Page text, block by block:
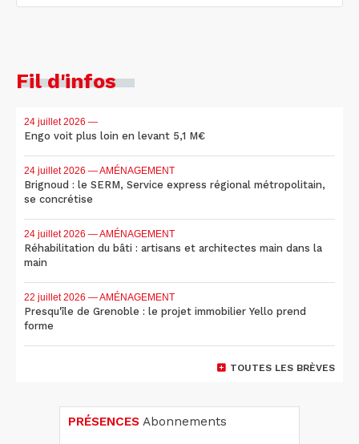
Fil d'infos
24 juillet 2026 —
Engo voit plus loin en levant 5,1 M€
24 juillet 2026 — AMÉNAGEMENT
Brignoud : le SERM, Service express régional métropolitain,
se concrétise
24 juillet 2026 — AMÉNAGEMENT
Réhabilitation du bâti : artisans et architectes main dans la
main
22 juillet 2026 — AMÉNAGEMENT
Presqu'île de Grenoble : le projet immobilier Yello prend
forme
TOUTES LES BRÈVES
PRÉSENCES Abonnements